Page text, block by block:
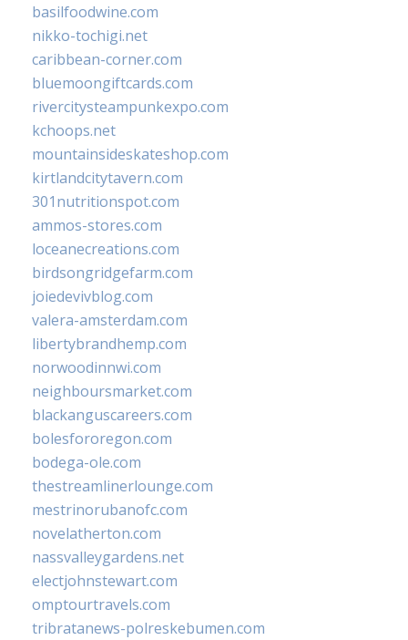
basilfoodwine.com
nikko-tochigi.net
caribbean-corner.com
bluemoongiftcards.com
rivercitysteampunkexpo.com
kchoops.net
mountainsideskateshop.com
kirtlandcitytavern.com
301nutritionspot.com
ammos-stores.com
loceanecreations.com
birdsongridgefarm.com
joiedevivblog.com
valera-amsterdam.com
libertybrandhemp.com
norwoodinnwi.com
neighboursmarket.com
blackanguscareers.com
bolesfororegon.com
bodega-ole.com
thestreamlinerlounge.com
mestrinorubanofc.com
novelatherton.com
nassvalleygardens.net
electjohnstewart.com
omptourtravels.com
tribratanews-polreskebumen.com